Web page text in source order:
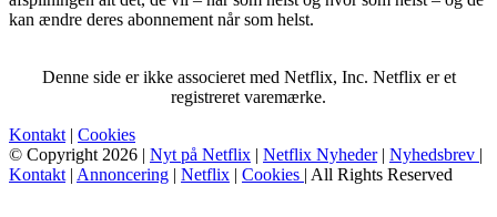
kan ændre deres abonnement når som helst.
Denne side er ikke associeret med Netflix, Inc. Netflix er et
registreret varemærke.
Kontakt | Cookies
© Copyright 2026 | Nyt på Netflix | Netflix Nyheder| Nyhedsbrev |
Kontakt | Annoncering | Netflix | Cookies | All Rights Reserved